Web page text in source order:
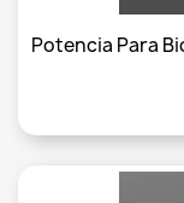
Potencia Para